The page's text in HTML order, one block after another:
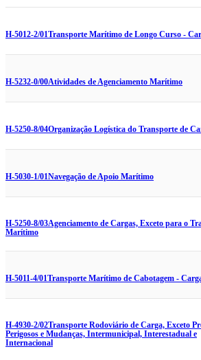
H-5012-2/01Transporte Marítimo de Longo Curso -
H-5232-0/00Atividades de Agenciamento Marítimo
H-5250-8/04Organização Logística do Transporte de
H-5030-1/01Navegação de Apoio Marítimo
H-5250-8/03Agenciamento de Cargas, Exceto para o
Marítimo
H-5011-4/01Transporte Marítimo de Cabotagem -
H-4930-2/02Transporte Rodoviário de Carga, Exceto
Perigosos e Mudanças, Intermunicipal, Interestadual e
Internacional